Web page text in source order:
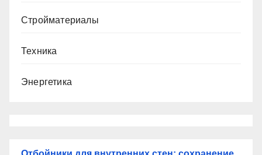
Стройматериалы
Техника
Энергетика